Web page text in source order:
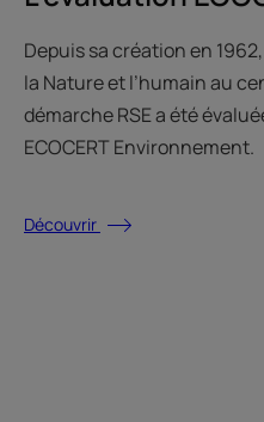
Depuis sa création en
la Nature et l’humain au
démarche RSE a été
ECOCERT Environnement.
Découvrir